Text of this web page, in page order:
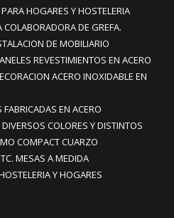
HOGARES Y HOSTELERIA
DE GREFA.
DE MOBILIARIO
REVESTIMIENTOS EN ACERO
ACERO INOXIDABLE EN
EN ACERO
COLORES Y DISTINTOS
COMPACT CUARZO
MESAS A MEDIDA
Y HOGARES